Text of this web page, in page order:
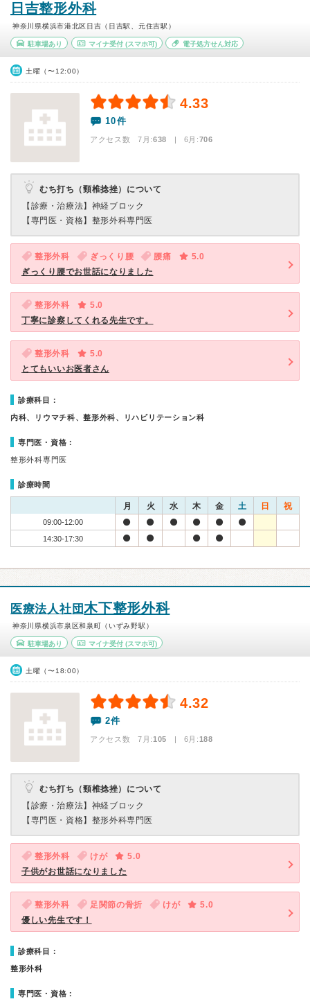
日吉整形外科
神奈川県横浜市港北区日吉（日吉駅、元住吉駅）
駐車場あり マイナ受付(スマホ可) 電子処方せん対応
土曜（〜12:00）
4.33
10件
アクセス数 7月:638 | 6月:706
むち打ち（頸椎捻挫）について
【診療・治療法】 神経ブロック
【専門医・資格】 整形外科専門医
整形外科 ぎっくり腰 腰痛
5.0
ぎっくり腰でお世話になりました
整形外科
5.0
丁寧に診察してくれる先生です。
整形外科
5.0
とてもいいお医者さん
診療科目：
内科、リウマチ科、整形外科、リハビリテーション科
専門医・資格：
整形外科専門医
診療時間
月 火 水 木 金 土 日 祝
09:00-12:00
14:30-17:30
医療法人社団木下整形外科
神奈川県横浜市泉区和泉町（いずみ野駅）
駐車場あり マイナ受付(スマホ可)
土曜（〜18:00）
4.32
2件
アクセス数 7月:105 | 6月:188
むち打ち（頸椎捻挫）について
【診療・治療法】 神経ブロック
【専門医・資格】 整形外科専門医
整形外科 けが
5.0
子供がお世話になりました
整形外科 足関節の骨折 けが
5.0
優しい先生です！
診療科目：
整形外科
専門医・資格：